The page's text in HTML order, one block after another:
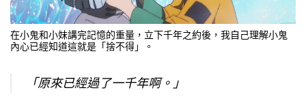
在小鬼和小妹講完記憶的重量，立下千年之約後，我自己理解小鬼
內心已經知道這就是「捨不得」。
「原來已經過了一千年啊。」